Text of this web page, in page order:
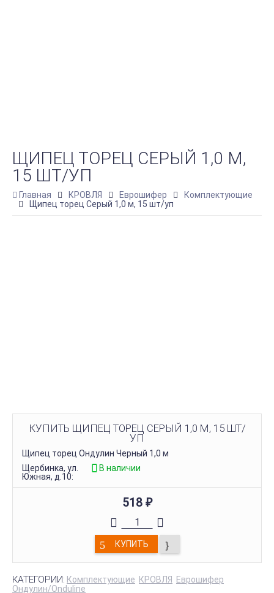
ЩИПЕЦ ТОРЕЦ СЕРЫЙ 1,0 М,
15 ШТ/УП
Главная КРОВЛЯ Еврошифер
Комплектующие
Щипец торец Серый 1,0 м, 15 шт/уп
КУПИТЬ ЩИПЕЦ ТОРЕЦ СЕРЫЙ 1,0 М, 15 ШТ/
УП
Щипец торец Ондулин Черный 1,0 м
Щербинка, ул.
Южная, д.10:
В наличии
518 ₽
КУПИТЬ
КАТЕГОРИИ: Комплектующие КРОВЛЯ
Еврошифер
Ондулин/Onduline